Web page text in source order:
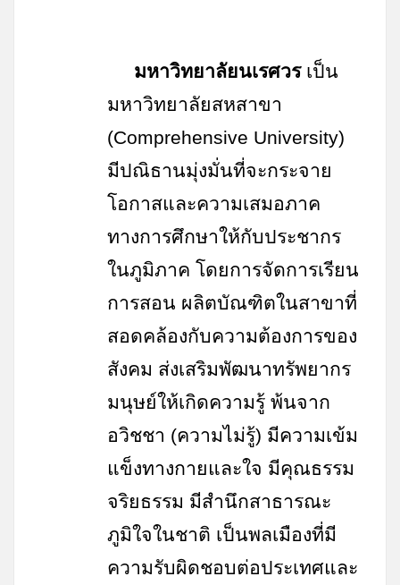
มหาวิทยาลัยนเรศวรเป็น
มหาวิทยาลัยสหสาขา
(Comprehensive University)
มีปณิธานมุ่งมั่นที่จะกระจาย
โอกาสและความเสมอภาค
ทางการศึกษาให้กับประชากร
ในภูมิภาค โดยการจัดการเรียน
การสอน ผลิตบัณฑิตในสาขาที่
สอดคล้องกับความต้องการของ
สังคม ส่งเสริมพัฒนาทรัพยากร
มนุษย์ให้เกิดความรู้ พ้นจาก
อวิชชา (ความไม่รู้) มีความเข้ม
แข็งทางกายและใจ มีคุณธรรม
จริยธรรม มีสำนึกสาธารณะ
ภูมิใจในชาติ เป็นพลเมืองที่มี
ความรับผิดชอบต่อประเทศและ